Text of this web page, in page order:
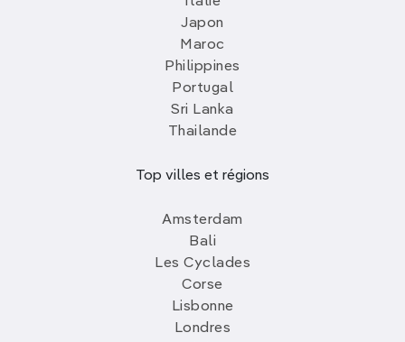
Japon
Maroc
Philippines
Portugal
Sri Lanka
Thailande
Top villes et régions
Amsterdam
Bali
Les Cyclades
Corse
Lisbonne
Londres